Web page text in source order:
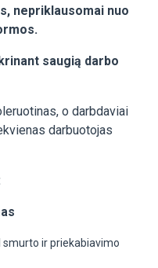
nepriklausomai nuo
saugią darbo
o darbdaviai
darbuotojas
smurto ir priekabiavimo